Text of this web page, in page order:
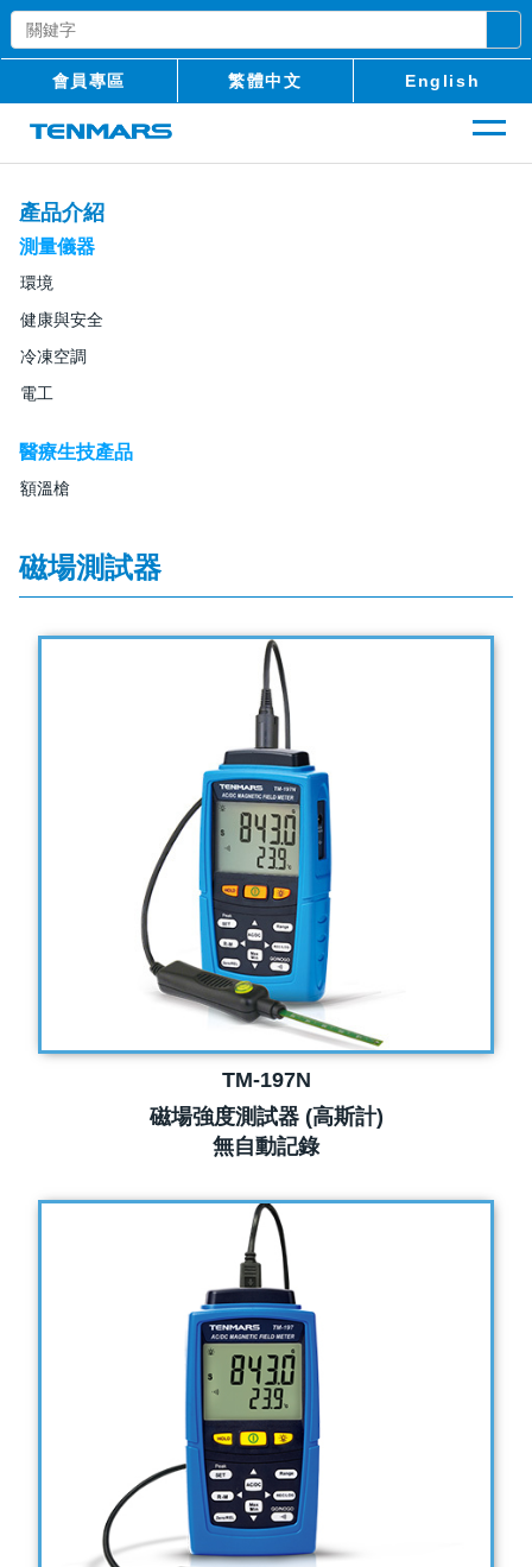
會員專區 繁體中文 English
產品介紹
測量儀器
環境
健康與安全
冷凍空調
電工
醫療生技產品
額溫槍
磁場測試器
TM-197N
磁場強度測試器 (高斯計)
無自動記錄